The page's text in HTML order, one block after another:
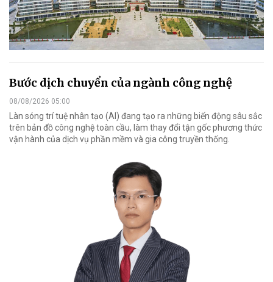
Bước dịch chuyển của ngành công nghệ
08/08/2026 05:00
Làn sóng trí tuệ nhân tạo (AI) đang tạo ra những biến động sâu sắc
trên bản đồ công nghệ toàn cầu, làm thay đổi tận gốc phương thức
vận hành của dịch vụ phần mềm và gia công truyền thống.